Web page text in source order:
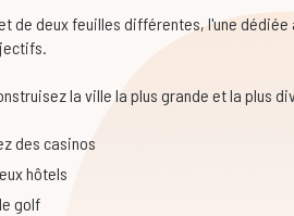
de deux feuilles différentes, l'une
la ville la plus grande et la plus
des casinos
hôtels
golf